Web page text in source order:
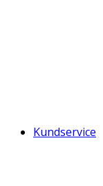
Kundservice